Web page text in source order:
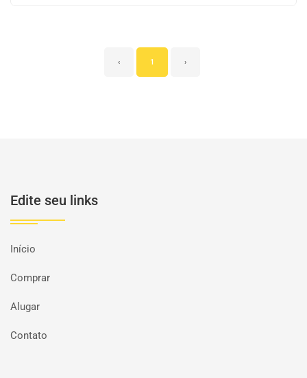
‹ 1 ›
Edite seu links
Início
Comprar
Alugar
Contato